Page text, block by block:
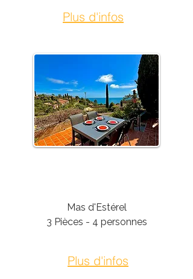
Plus d'infos
Mas d'Estérel
3 Pièces - 4 personnes
Plus d'infos